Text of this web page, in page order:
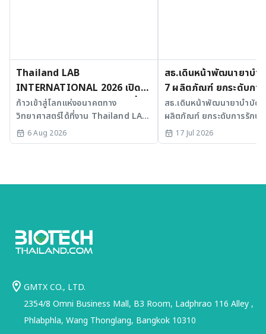
Thailand LAB
INTERNATIONAL 2026 เปิด
เวที AI รวม 3 งานใหญ่ ขับเคลื่อน
ไทยสู่ศูนย์กลางนวัตกรรมอาเซียน
ก้าวเข้าสู่โลกแห่งอนาคตทาง
วิทยาศาสตร์ได้ที่งาน Thailand LAB
INTERNATIONAL 2026
6 Aug 2026
สธ.เดินหน้าพัฒนายาบำ
7 ผลิตภัณฑ์ ยกระดับกา
มะเร็งและ SLE
สธ.เดินหน้าพัฒนายาบำบัด
ผลิตภัณฑ์ ยกระดับการรักษา
SLE พร้อมเร่ง Medical AI
ประเทศไทย
17 Jul 2026
GMTX CO., LTD.
2354/8 Omni Business Mall, B3 Room, Ladphrao 116 Alley ,
Phlabphla, Wang Thonglang, Bangkok 10310